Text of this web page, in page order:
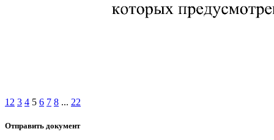
1 2 3 4 5 6 7 8 ... 22
Отправить документ